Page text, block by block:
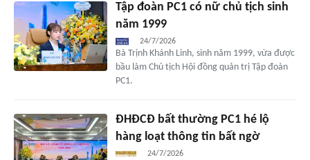
Tập đoàn PC1 có nữ chủ tịch sinh
năm 1999
24/7/2026
Bà Trịnh Khánh Linh, sinh năm 1999, vừa được
bầu làm Chủ tịch Hội đồng quản trị Tập đoàn
PC1.
ĐHĐCĐ bất thường PC1 hé lộ
hàng loạt thông tin bất ngờ
24/7/2026